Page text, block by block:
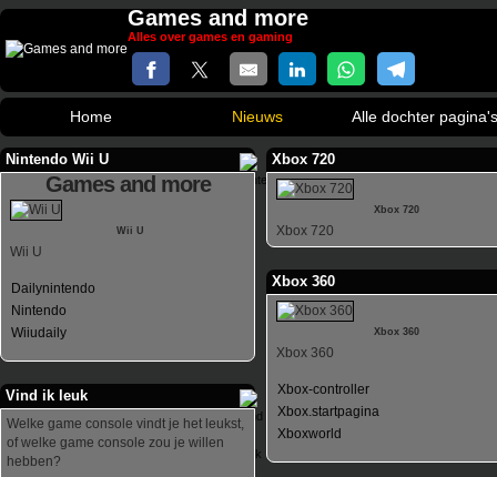
Games and more
Alles over games en gaming
Home Nieuws Alle dochter pagina's
Nintendo Wii U
Games and more
Wii U
Wii U
Dailynintendo
Nintendo
Wiiudaily
Vind ik leuk
Welke game console vindt je het leukst,
of welke game console zou je willen
hebben?
Xbox 720
Xbox 720
Xbox 720
Xbox 360
Xbox 360
Xbox 360
Xbox-controller
Xbox.startpagina
Xboxworld